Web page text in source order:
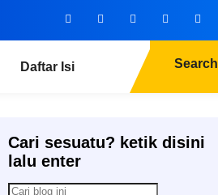
Daftar Isi Search
Cari sesuatu? ketik disini
lalu enter